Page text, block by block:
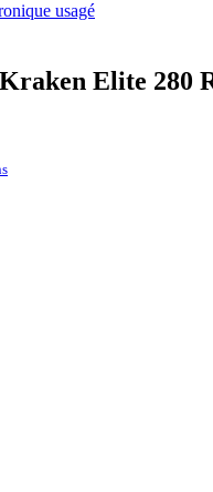
usagé
Elite 280